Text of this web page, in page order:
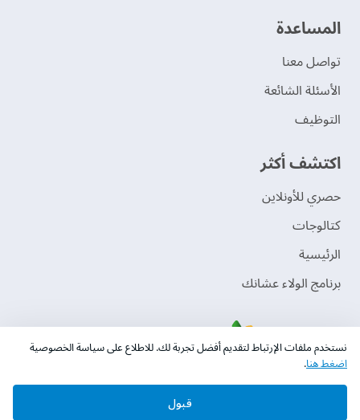
‫المساعدة‬
تواصل معنا
الأسئلة الشائعة
التوظيف
اكتشف أكثر
حصري للأونلاين
‫كتالوجات‬
الرئيسية
برنامج الولاء عشانك
نستخدم ملفات الإرتباط لتقديم أفضل تجربة لك. للاطلاع على سياسة الخصوصية
اضغط هنا.
قبول